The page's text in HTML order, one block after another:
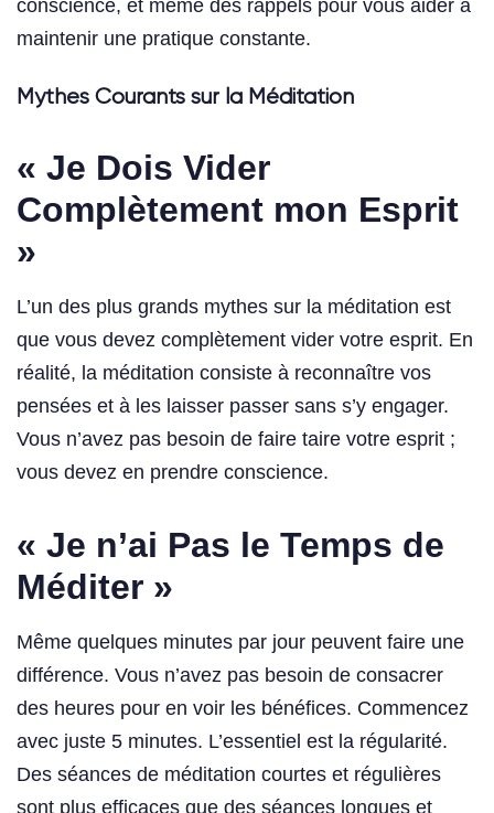
conscience, et même des rappels pour vous aider à
maintenir une pratique constante.
Mythes Courants sur la Méditation
« Je Dois Vider
Complètement mon Esprit
»
L’un des plus grands mythes sur la méditation est
que vous devez complètement vider votre esprit. En
réalité, la méditation consiste à reconnaître vos
pensées et à les laisser passer sans s’y engager.
Vous n’avez pas besoin de faire taire votre esprit ;
vous devez en prendre conscience.
« Je n’ai Pas le Temps de
Méditer »
Même quelques minutes par jour peuvent faire une
différence. Vous n’avez pas besoin de consacrer
des heures pour en voir les bénéfices. Commencez
avec juste 5 minutes. L’essentiel est la régularité.
Des séances de méditation courtes et régulières
sont plus efficaces que des séances longues et